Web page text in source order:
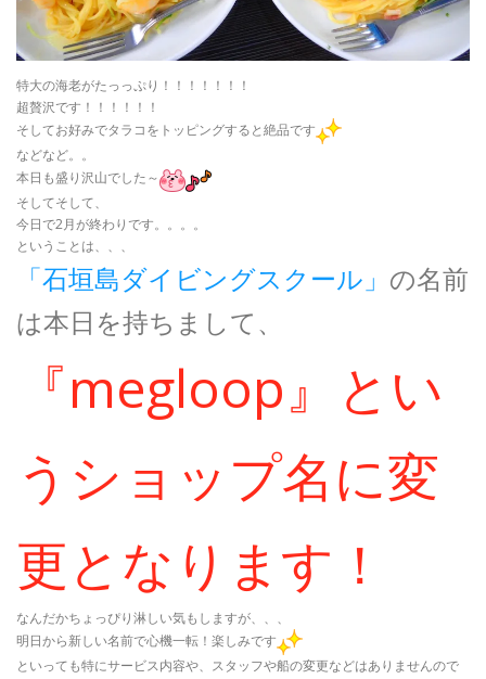
特大の海老がたっっぷり！！！！！！！
超贅沢です！！！！！！
そしてお好みでタラコをトッピングすると絶品です
などなど。。
本日も盛り沢山でした～
そしてそして、
今日で2月が終わりです。。。。
ということは、、、
「石垣島ダイビングスクール」 の名前
は本日を持ちまして、
『megloop』とい
うショップ名に変
更となります！
なんだかちょっぴり淋しい気もしますが、、、
明日から新しい名前で心機一転！楽しみです
といっても特にサービス内容や、スタッフや船の変更などはありませんので